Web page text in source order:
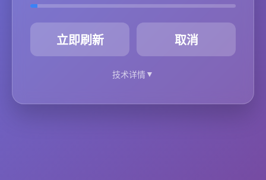
立即刷新 取消
技术详情▼